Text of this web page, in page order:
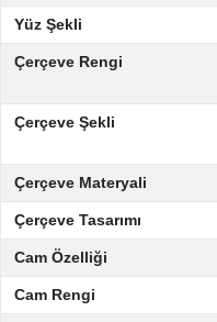
Yüz Şekli
Çerçeve Rengi
Çerçeve Şekli
Çerçeve Materyali
Çerçeve Tasarımı
Cam Özelliği
Cam Rengi